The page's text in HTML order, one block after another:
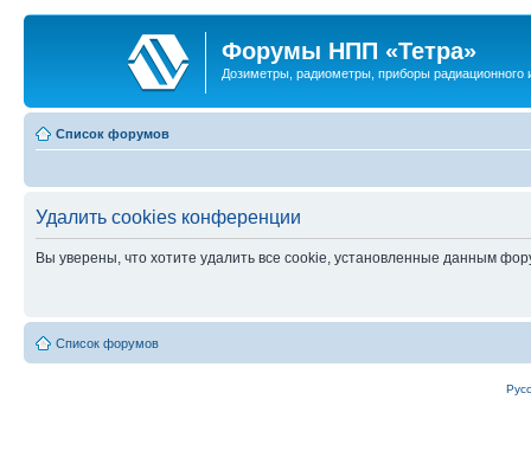
Форумы НПП «Тетра»
Дозиметры, радиометры, приборы радиационного
Список форумов
Удалить cookies конференции
Вы уверены, что хотите удалить все cookie, установленные данным
Список форумов